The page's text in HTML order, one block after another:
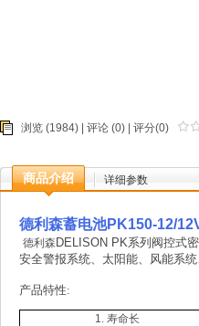
浏览 (1984) | 评论 (0) | 评分(0)
商品介绍 详细参数
德利森蓄电池PK150-12/
德利森 DELISON PK系列阀控式
安全警报系统、太阳能、风能系
产品特性:
1. 寿命长